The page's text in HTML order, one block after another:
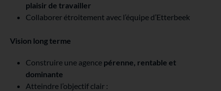
plaisir de travailler
Collaborer étroitement avec l’équipe d’Etterbeek
Vision long terme
Construire une agence pérenne, rentable et
dominante
Atteindre l’objectif clair :